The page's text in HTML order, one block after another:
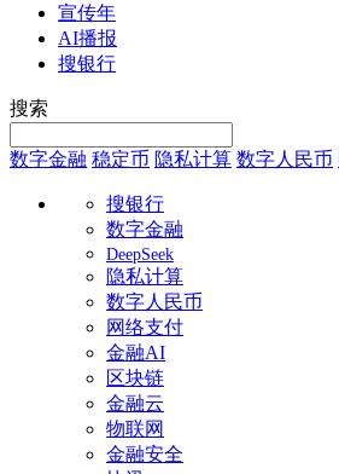
宣传年
AI播报
搜银行
搜索
数字金融 稳定币 隐私计算 数字人民币
搜银行
数字金融
DeepSeek
隐私计算
数字人民币
网络支付
金融AI
区块链
金融云
物联网
金融安全